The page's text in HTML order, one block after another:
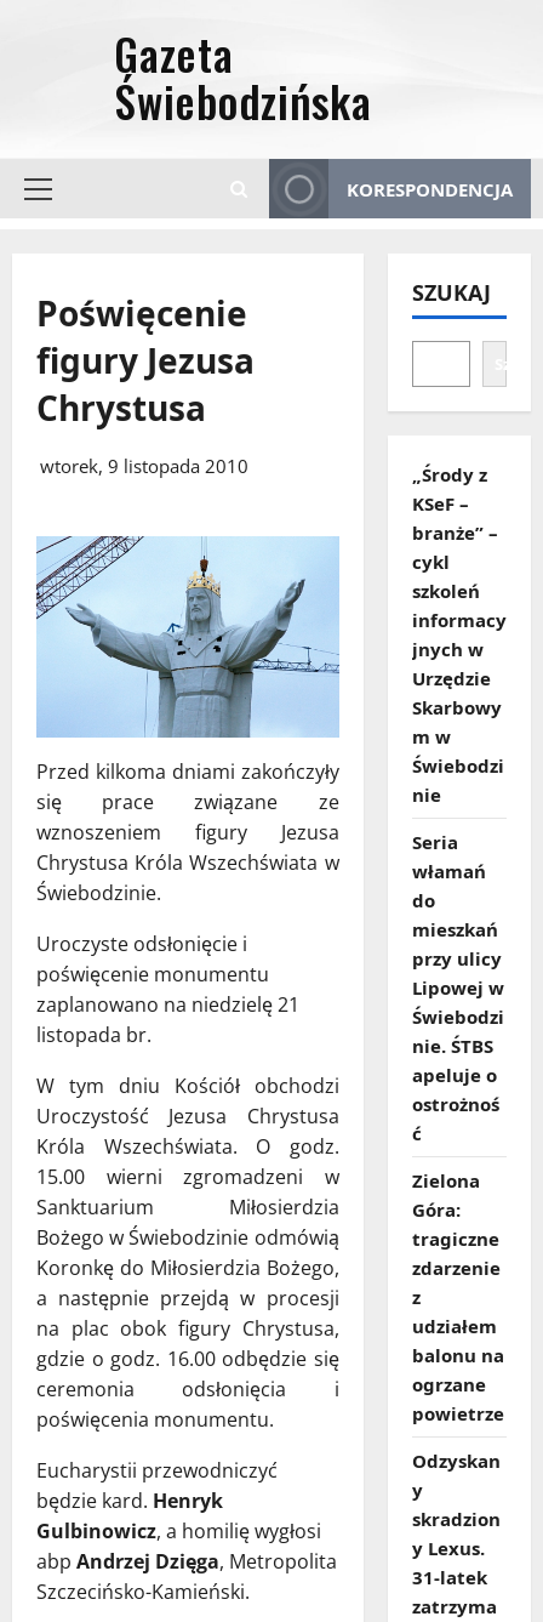
Menu
KORESPONDENCJA
Poświęcenie
figury Jezusa
Chrystusa
wtorek, 9 listopada 2010
Przed kilkoma dniami zakończyły
się prace związane ze
wznoszeniem figury Jezusa
Chrystusa Króla Wszechświata w
Świebodzinie.
Uroczyste odsłonięcie i
poświęcenie monumentu
zaplanowano na niedzielę 21
listopada br.
W tym dniu Kościół obchodzi
Uroczystość Jezusa Chrystusa
Króla Wszechświata. O godz.
15.00 wierni zgromadzeni w
Sanktuarium Miłosierdzia
Bożego w Świebodzinie odmówią
Koronkę do Miłosierdzia Bożego,
a następnie przejdą w procesji
na plac obok figury Chrystusa,
gdzie o godz. 16.00 odbędzie się
ceremonia odsłonięcia i
poświęcenia monumentu.
Eucharystii przewodniczyć
będzie kard. Henryk
Gulbinowicz, a homilię wygłosi
abp Andrzej Dzięga, Metropolita
Szczecińsko-Kamieński.
SZUKAJ
„Środy z
KSeF –
branże” –
cykl
szkoleń
informacy
jnych w
Urzędzie
Skarbowy
m w
Świebodzi
nie
Seria
włamań
do
mieszkań
przy ulicy
Lipowej w
Świebodzi
nie. ŚTBS
apeluje o
ostrożnoś
ć
Zielona
Góra:
tragiczne
zdarzenie
z
udziałem
balonu na
ogrzane
powietrze
Odzyskan
y
skradzion
y Lexus.
31‑latek
zatrzyma